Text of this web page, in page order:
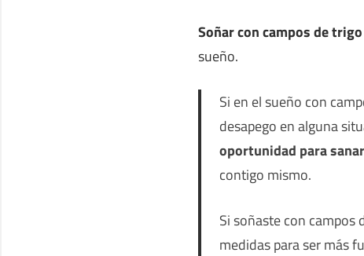
Soñar con campos de trigo
sueño.
Si en el sueño con
desapego en alguna
oportunidad para
contigo mismo.
Si soñaste con campos
medidas para ser más